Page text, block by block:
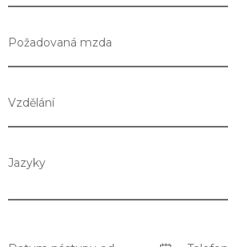
Požadovaná mzda
Vzdělání
Jazyky